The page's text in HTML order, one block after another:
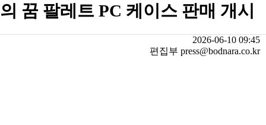
의 꿈 팔레트 PC 케이스 판매 개시
2026-06-10 09:45
편집부 press@bodnara.co.kr